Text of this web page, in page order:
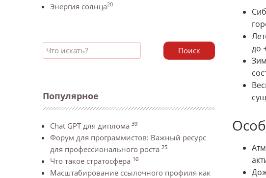
Энергия солнца20
Поиск
Популярное
Chat GPT для диплома 39
Форум для программистов: Важный ресурс
для профессионального роста 25
Что такое стратосфера 10
Масштабирование ссылочного профиля как
до